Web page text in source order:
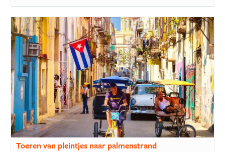
Toeren van pleintjes naar palmenstrand